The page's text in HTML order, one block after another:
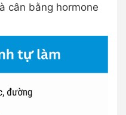
cân bằng hormone